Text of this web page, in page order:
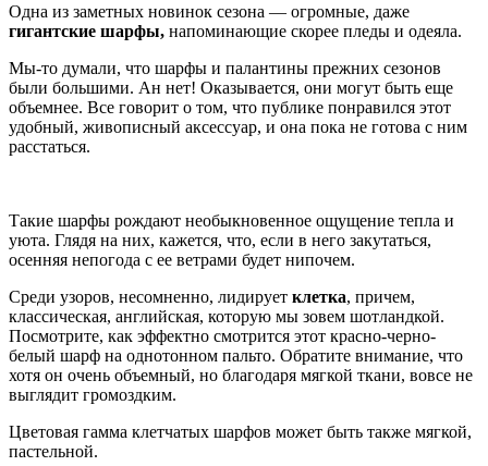
Одна из заметных новинок сезона — огромные, даже
гигантские шарфы, напоминающие скорее пледы и одеяла.
Мы-то думали, что шарфы и палантины прежних сезонов
были большими. Ан нет! Оказывается, они могут быть еще
объемнее. Все говорит о том, что публике понравился этот
удобный, живописный аксессуар, и она пока не готова с ним
расстаться.
Такие шарфы рождают необыкновенное ощущение тепла и
уюта. Глядя на них, кажется, что, если в него закутаться,
осенняя непогода с ее ветрами будет нипочем.
Среди узоров, несомненно, лидирует клетка, причем,
классическая, английская, которую мы зовем шотландкой.
Посмотрите, как эффектно смотрится этот красно-черно-
белый шарф на однотонном пальто. Обратите внимание, что
хотя он очень объемный, но благодаря мягкой ткани, вовсе не
выглядит громоздким.
Цветовая гамма клетчатых шарфов может быть также мягкой,
пастельной.